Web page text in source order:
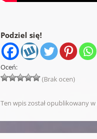
Podziel się!
Oceń:
(Brak ocen)
Ten wpis został opublikowany w